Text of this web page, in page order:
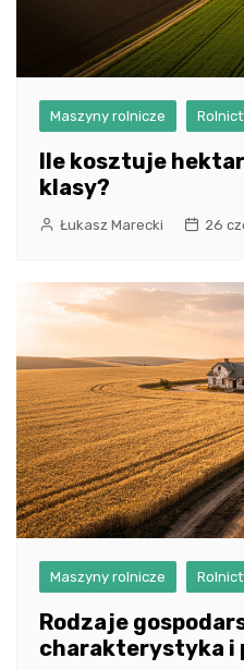
Maszyny rolnicze
Ile kosztuje
klasy?
Łukasz Marecki 26
Maszyny rolnicze
Rodzaje
charakterystyka i